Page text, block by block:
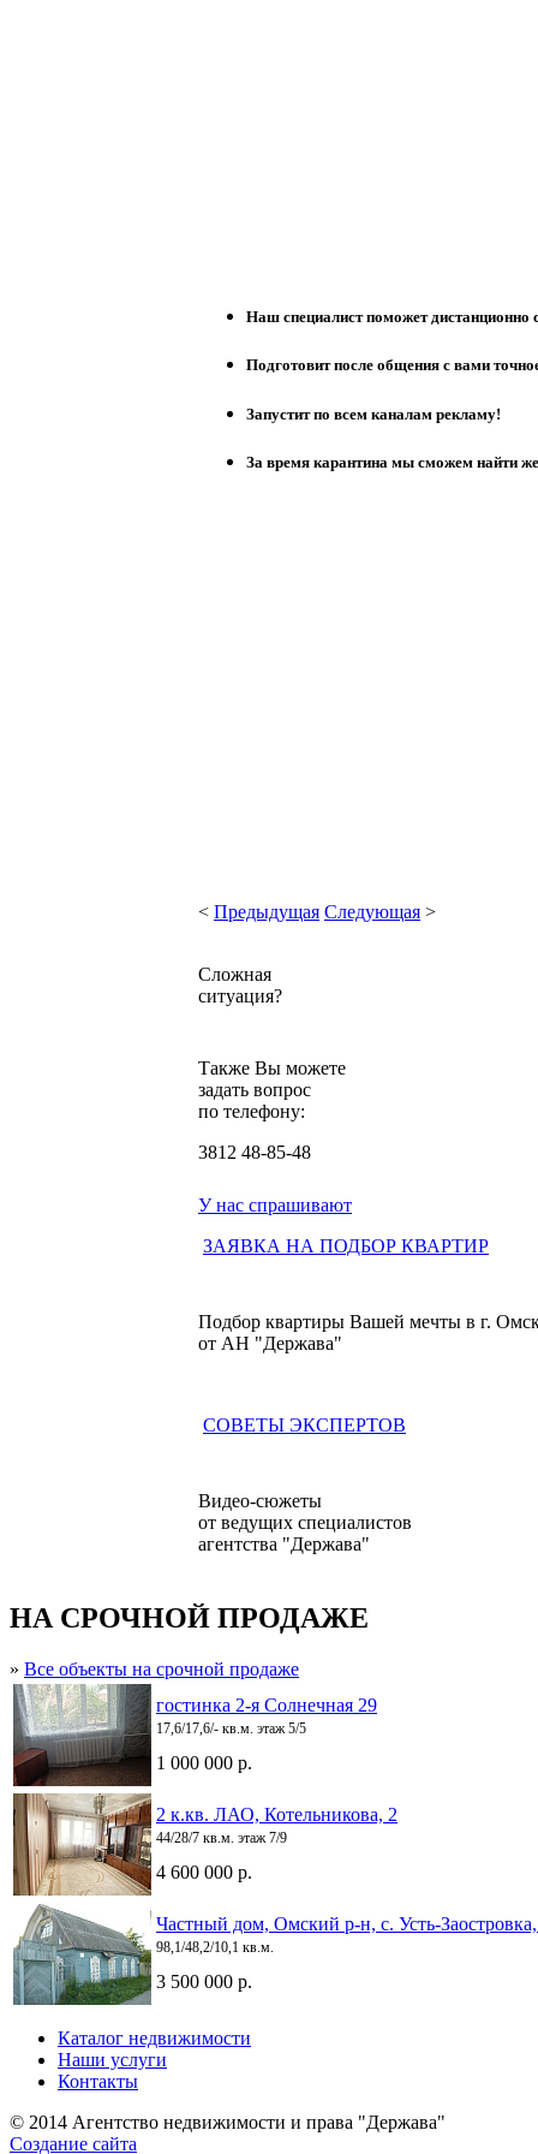
Наш специалист поможет
Подготовит после общения с вами
Запустит по всем каналам рекламу!
За время карантина мы сможем найти
< Предыдущая Следующая >
Сложная
ситуация?
Также Вы можете
задать вопрос
по телефону:
3812 48-85-48
У нас спрашивают
ЗАЯВКА НА ПОДБОР КВАРТИР
Подбор квартиры Вашей мечты в г.
от АН "Держава"
СОВЕТЫ ЭКСПЕРТОВ
Видео-сюжеты
от ведущих специалистов
агентства "Держава"
НА СРОЧНОЙ ПРОДАЖЕ
» Все объекты на срочной продаже
гостинка 2-я Солнечная 29
17,6/17,6/- кв.м. этаж 5/5
1 000 000 р.
2 к.кв. ЛАО, Котельникова, 2
44/28/7 кв.м. этаж 7/9
4 600 000 р.
Частный дом, Омский р-н, с. Усть-
98,1/48,2/10,1 кв.м.
3 500 000 р.
Каталог недвижимости
Наши услуги
Контакты
© 2014 Агентство недвижимости и права "Держава"
Создание сайта